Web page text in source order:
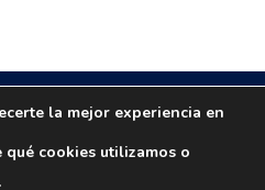
All rights reserved.
la mejor experiencia en
qué cookies utilizamos o
.